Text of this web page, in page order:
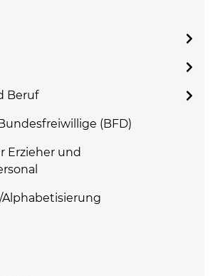
Beruf
(BFD)
Erzieher und